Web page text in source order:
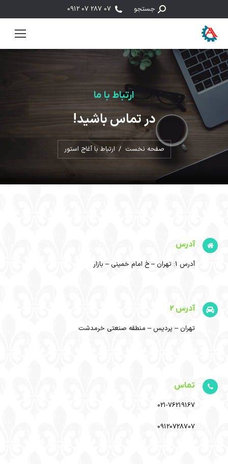
جستجو:جستجو 07 287 07 0912
ارتباط با ما
در تماس باشید!
مکان شما:صفحه نخست ارتباط با آغاج استور
آدرس
آدرس 1: تهران – خ امام خمینی – بازار
آدرس 2
تهران – پردیس – منطقه صنعتی خرمدشت
تماس
021-76219167
09120728707